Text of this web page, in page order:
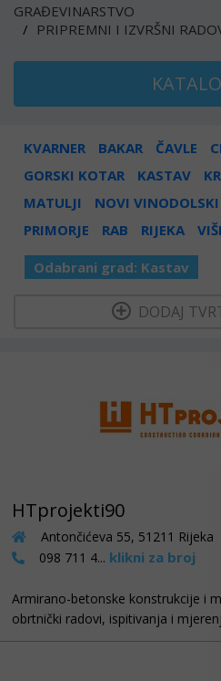
GRAĐEVINARSTVO
PRIPREMNI I IZVRŠNI
KVARNER BAKAR ČAVLE
GORSKI KOTAR
KASTAV
MATULJI
NOVI VINODOLSKI
PRIMORJE
RAB RIJEKA
Odabrani grad: Kastav
DODAJ
HTprojekti90
Antončićeva 55, 51211
098 711 4... klikni za broj
Armirano-betonske konstrukcije i
obrtnički radovi, ispitivanja i